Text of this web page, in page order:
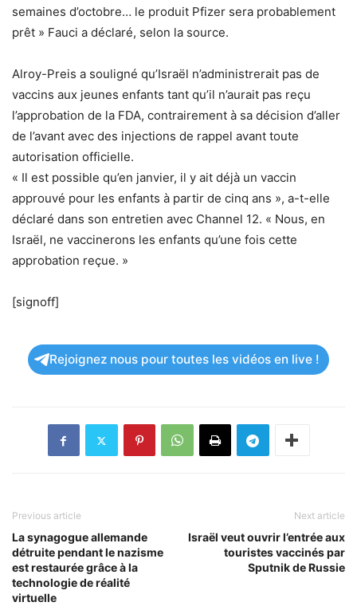
semaines d’octobre… le produit Pfizer sera probablement
prêt » Fauci a déclaré, selon la source.
Alroy-Preis a souligné qu’Israël n’administrerait pas de
vaccins aux jeunes enfants tant qu’il n’aurait pas reçu
l’approbation de la FDA, contrairement à sa décision d’aller
de l’avant avec des injections de rappel avant toute
autorisation officielle.
« Il est possible qu’en janvier, il y ait déjà un vaccin
approuvé pour les enfants à partir de cinq ans », a-t-elle
déclaré dans son entretien avec Channel 12. « Nous, en
Israël, ne vaccinerons les enfants qu’une fois cette
approbation reçue. »
[signoff]
Rejoignez nous pour toutes les vidéos en live !
Previous article
La synagogue allemande
détruite pendant le nazisme
est restaurée grâce à la
technologie de réalité
virtuelle
Next article
Israël veut ouvrir l’entrée aux
touristes vaccinés par
Sputnik de Russie